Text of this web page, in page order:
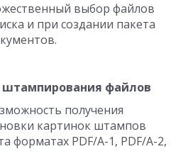
выбор файлов
и при создании пакета
штампирования файлов
получения
картинок штампов
форматах PDF/A-1, PDF/A-2,